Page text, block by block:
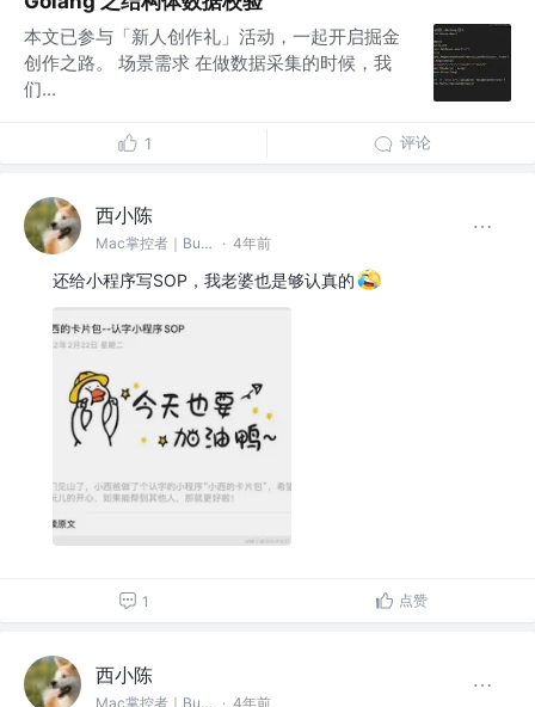
本文已参与「新人创作礼」活动，一起开启掘金
创作之路。 场景需求 在做数据采集的时候，我
们...
1 评论
西小陈
Mac掌控者｜Bug缔造和毁灭者 @中通科技 · 4年前
还给小程序写SOP，我老婆也是够认真的
1 点赞
西小陈
Mac掌控者｜Bug缔造和毁灭者 @中通科技 · 4年前